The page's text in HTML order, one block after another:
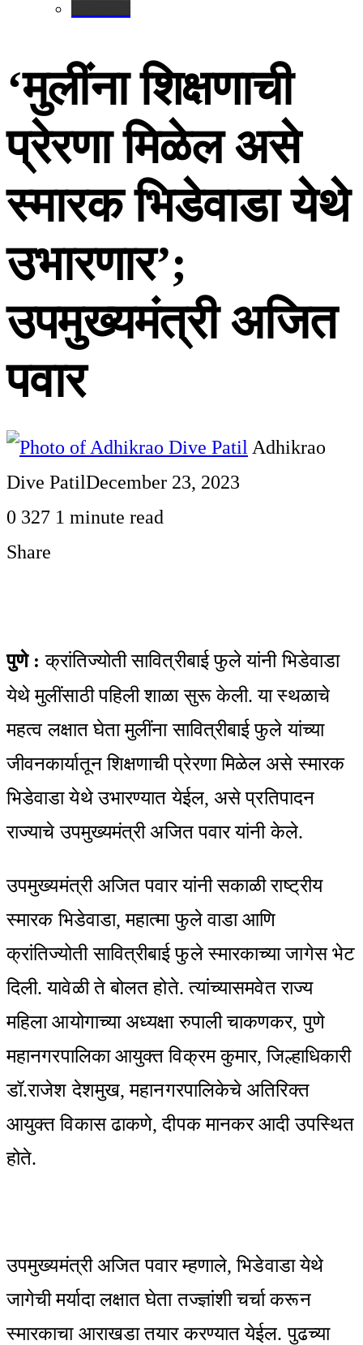
‘मुलींना शिक्षणाची
प्रेरणा मिळेल असे
स्मारक भिडेवाडा येथे
उभारणार’;
उपमुख्यमंत्री अजित
पवार
Adhikrao
Dive PatilDecember 23, 2023
0 327 1 minute read
Share
Email
पुणे : क्रांतिज्योती सावित्रीबाई फुले यांनी भिडेवाडा
येथे मुलींसाठी पहिली शाळा सुरू केली. या स्थळाचे
महत्व लक्षात घेता मुलींना सावित्रीबाई फुले यांच्या
जीवनकार्यातून शिक्षणाची प्रेरणा मिळेल असे स्मारक
भिडेवाडा येथे उभारण्यात येईल, असे प्रतिपादन
राज्याचे उपमुख्यमंत्री अजित पवार यांनी केले.
उपमुख्यमंत्री अजित पवार यांनी सकाळी राष्ट्रीय
स्मारक भिडेवाडा, महात्मा फुले वाडा आणि
क्रांतिज्योती सावित्रीबाई फुले स्मारकाच्या जागेस भेट
दिली. यावेळी ते बोलत होते. त्यांच्यासमवेत राज्य
महिला आयोगाच्या अध्यक्षा रुपाली चाकणकर, पुणे
महानगरपालिका आयुक्त विक्रम कुमार, जिल्हाधिकारी
डॉ.राजेश देशमुख, महानगरपालिकेचे अतिरिक्त
आयुक्त विकास ढाकणे, दीपक मानकर आदी उपस्थित
होते.
उपमुख्यमंत्री अजित पवार म्हणाले, भिडेवाडा येथे
जागेची मर्यादा लक्षात घेता तज्ज्ञांशी चर्चा करून
स्मारकाचा आराखडा तयार करण्यात येईल. पुढच्या